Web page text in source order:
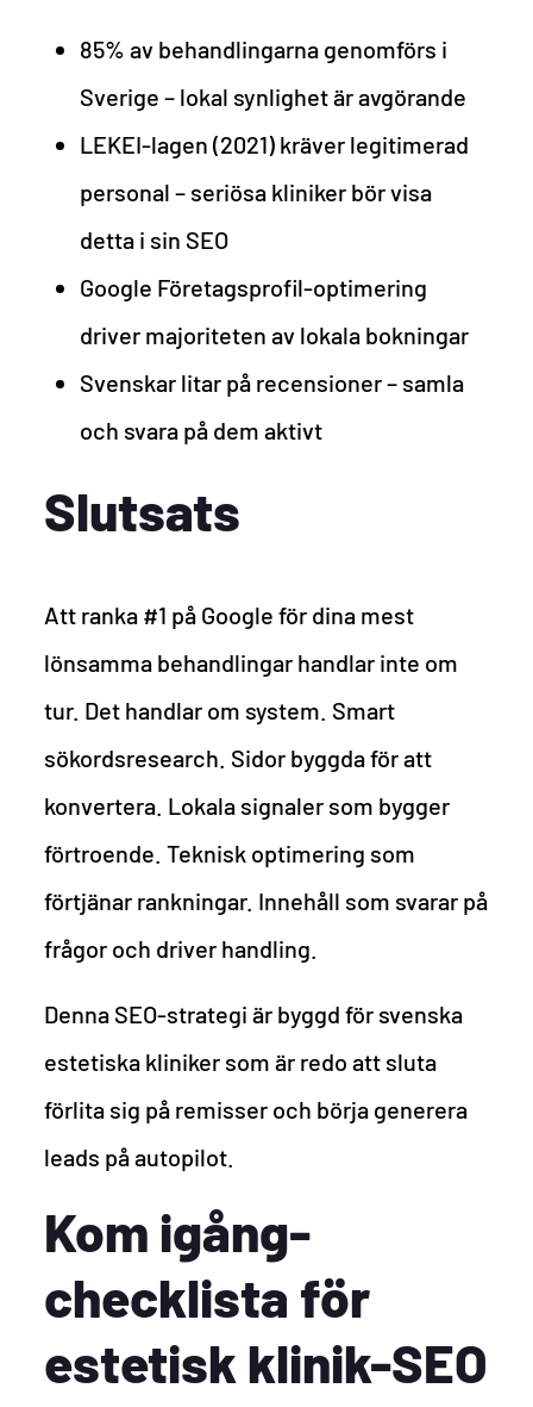
85% av behandlingarna genomförs i
Sverige – lokal synlighet är avgörande
LEKEI-lagen (2021) kräver legitimerad
personal – seriösa kliniker bör visa
detta i sin SEO
Google Företagsprofil-optimering
driver majoriteten av lokala bokningar
Svenskar litar på recensioner – samla
och svara på dem aktivt
Slutsats
Att ranka #1 på Google för dina mest
lönsamma behandlingar handlar inte om
tur. Det handlar om system. Smart
sökordsresearch. Sidor byggda för att
konvertera. Lokala signaler som bygger
förtroende. Teknisk optimering som
förtjänar rankningar. Innehåll som svarar på
frågor och driver handling.
Denna SEO-strategi är byggd för svenska
estetiska kliniker som är redo att sluta
förlita sig på remisser och börja generera
leads på autopilot.
Kom igång-
checklista för
estetisk klinik-SEO